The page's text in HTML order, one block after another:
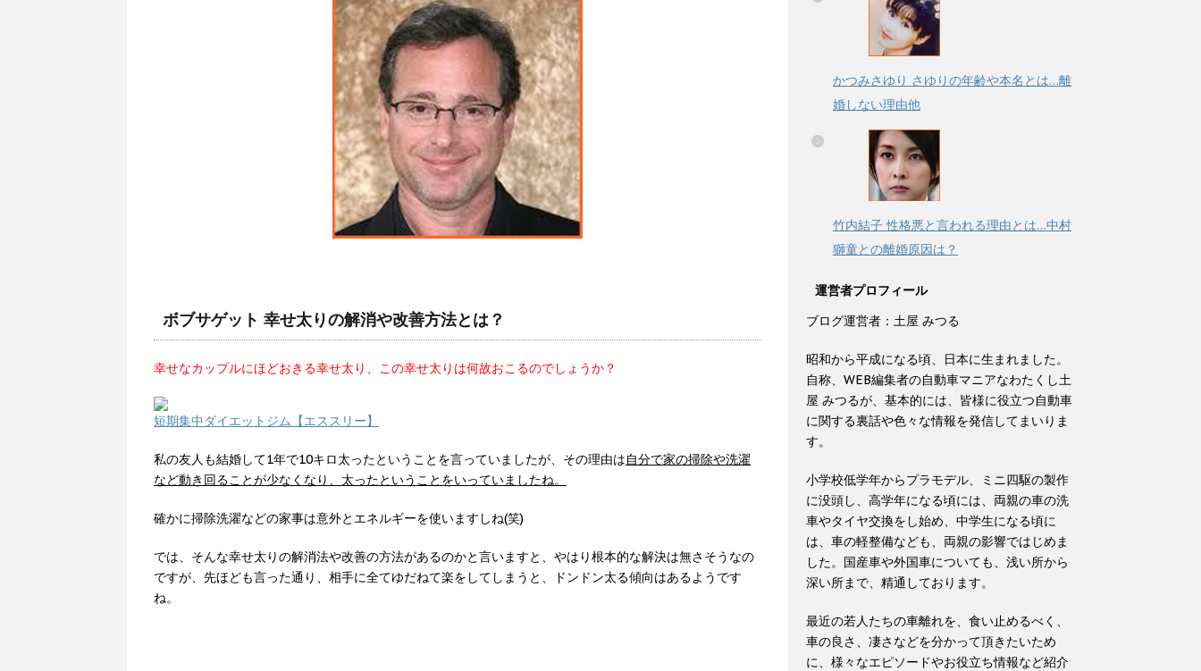
ボブサゲット 幸せ太りの解消や改善方法とは？
幸せなカップルにほどおきる幸せ太り、この幸せ太りは何故おこるのでしょうか？
短期集中ダイエットジム【エススリー】
私の友人も結婚して1年で10キロ太ったということを言っていましたが、その理由は自分で家の掃除や洗濯
など動き回ることが少なくなり、太ったということをいっていましたね。
確かに掃除洗濯などの家事は意外とエネルギーを使いますしね(笑)
では、そんな幸せ太りの解消法や改善の方法があるのかと言いますと、やはり根本的な解決は無さそうなの
ですが、先ほども言った通り、相手に全てゆだねて楽をしてしまうと、ドンドン太る傾向はあるようです
ね。
かつみさゆり さゆりの年齢や本名とは…離
婚しない理由他
竹内結子 性格悪と言われる理由とは…中村
獅童との離婚原因は？
運営者プロフィール
ブログ運営者：土屋 みつる
昭和から平成になる頃、日本に生まれました。
自称、WEB編集者の自動車マニアなわたくし土
屋 みつるが、基本的には、皆様に役立つ自動車
に関する裏話や色々な情報を発信してまいりま
す。
小学校低学年からプラモデル、ミニ四駆の製作
に没頭し、高学年になる頃には、両親の車の洗
車やタイヤ交換をし始め、中学生になる頃に
は、車の軽整備なども、両親の影響ではじめま
した。国産車や外国車についても、浅い所から
深い所まで、精通しております。
最近の若人たちの車離れを、食い止めるべく、
車の良さ、凄さなどを分かって頂きたいため
に、様々なエピソードやお役立ち情報など紹介